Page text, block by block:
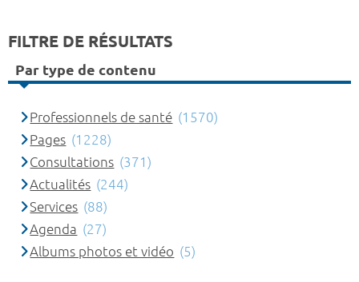
FILTRE DE RÉSULTATS
Par type de contenu
Professionnels de santé (1570)
Pages (1228)
Consultations (371)
Actualités (244)
Services (88)
Agenda (27)
Albums photos et vidéo (5)